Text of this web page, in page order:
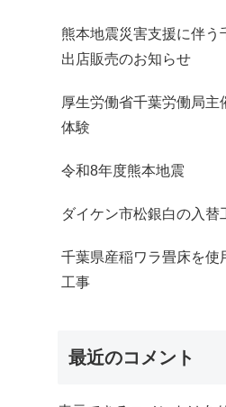
熊本地震災害支援に伴う
出店販売のお知らせ
厚生労働省千葉労働局
体験
令和8年度熊本地震
ダイケン市松銀白の入替
千葉県産稲ワラ畳床を使
工事
最近のコメント